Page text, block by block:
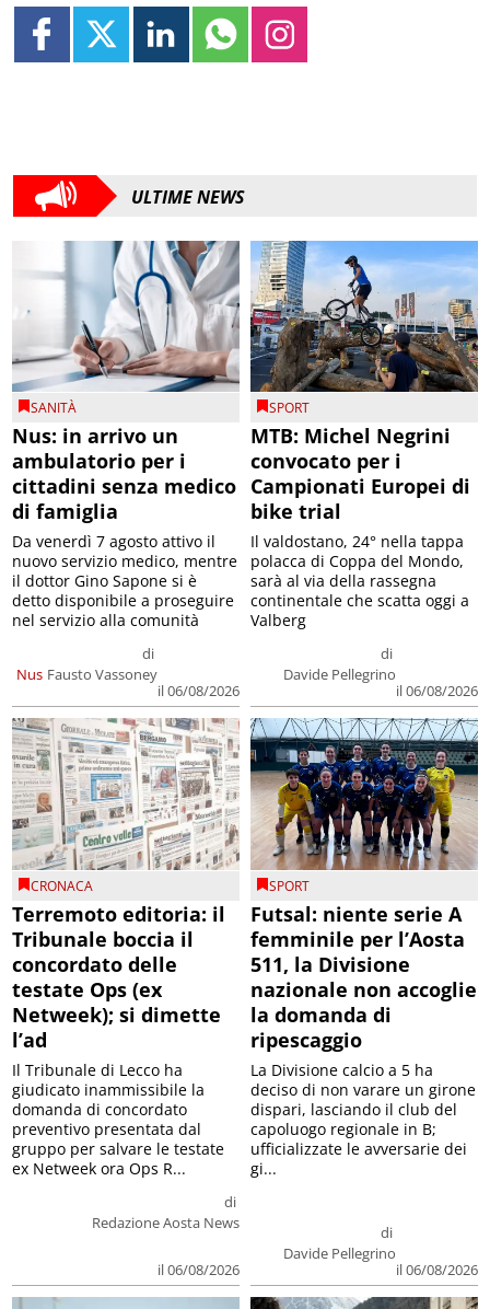
ULTIME NEWS
SANITÀ
Nus: in arrivo un
ambulatorio per i
cittadini senza medico
di famiglia
Nus
di
Fausto Vassoney
il 06/08/2026
Da venerdì 7 agosto attivo il
nuovo servizio medico, mentre
il dottor Gino Sapone si è
detto disponibile a proseguire
nel servizio alla comunità
SPORT
MTB: Michel Negrini
convocato per i
Campionati Europei di
bike trial
di
Davide Pellegrino
il 06/08/2026
Il valdostano, 24° nella tappa
polacca di Coppa del Mondo,
sarà al via della rassegna
continentale che scatta oggi a
Valberg
CRONACA
Terremoto editoria: il
Tribunale boccia il
concordato delle
testate Ops (ex
Netweek); si dimette
l’ad
di
Redazione Aosta News
il 06/08/2026
Il Tribunale di Lecco ha
giudicato inammissibile la
domanda di concordato
preventivo presentata dal
gruppo per salvare le testate
ex Netweek ora Ops R...
SPORT
Futsal: niente serie A
femminile per l’Aosta
511, la Divisione
nazionale non accoglie
la domanda di
ripescaggio
di
Davide Pellegrino
il 06/08/2026
La Divisione calcio a 5 ha
deciso di non varare un girone
dispari, lasciando il club del
capoluogo regionale in B;
ufficializzate le avversarie dei
gi...